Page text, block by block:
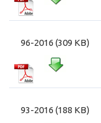
96-2016 (309 KB)
93-2016 (188 KB)